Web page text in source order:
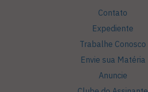
Contato
Expediente
Trabalhe Conosco
Envie sua Matéria
Anuncie